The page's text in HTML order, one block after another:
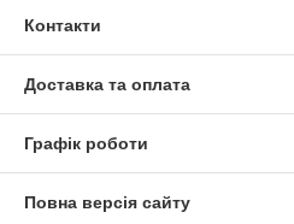
Контакти
Доставка та оплата
Графік роботи
Повна версія сайту